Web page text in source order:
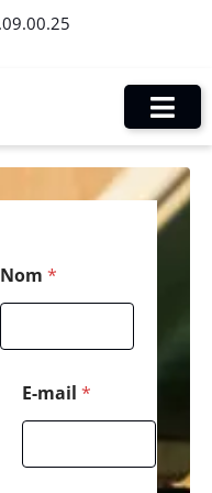
Nom *
E-mail *
e